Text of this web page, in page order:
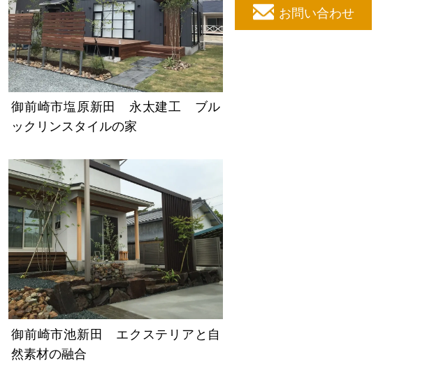
御前崎市塩原新田 永太建工 ブル
ックリンスタイルの家
御前崎市池新田 エクステリアと自
然素材の融合
お問い合わせ